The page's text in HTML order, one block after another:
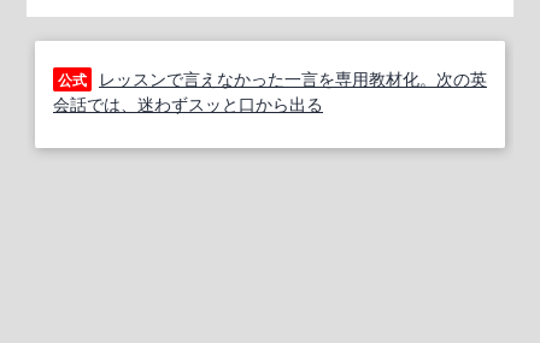
公式
レッスンで言えなかった一言を専用教材化。次の英
会話では、迷わずスッと口から出る